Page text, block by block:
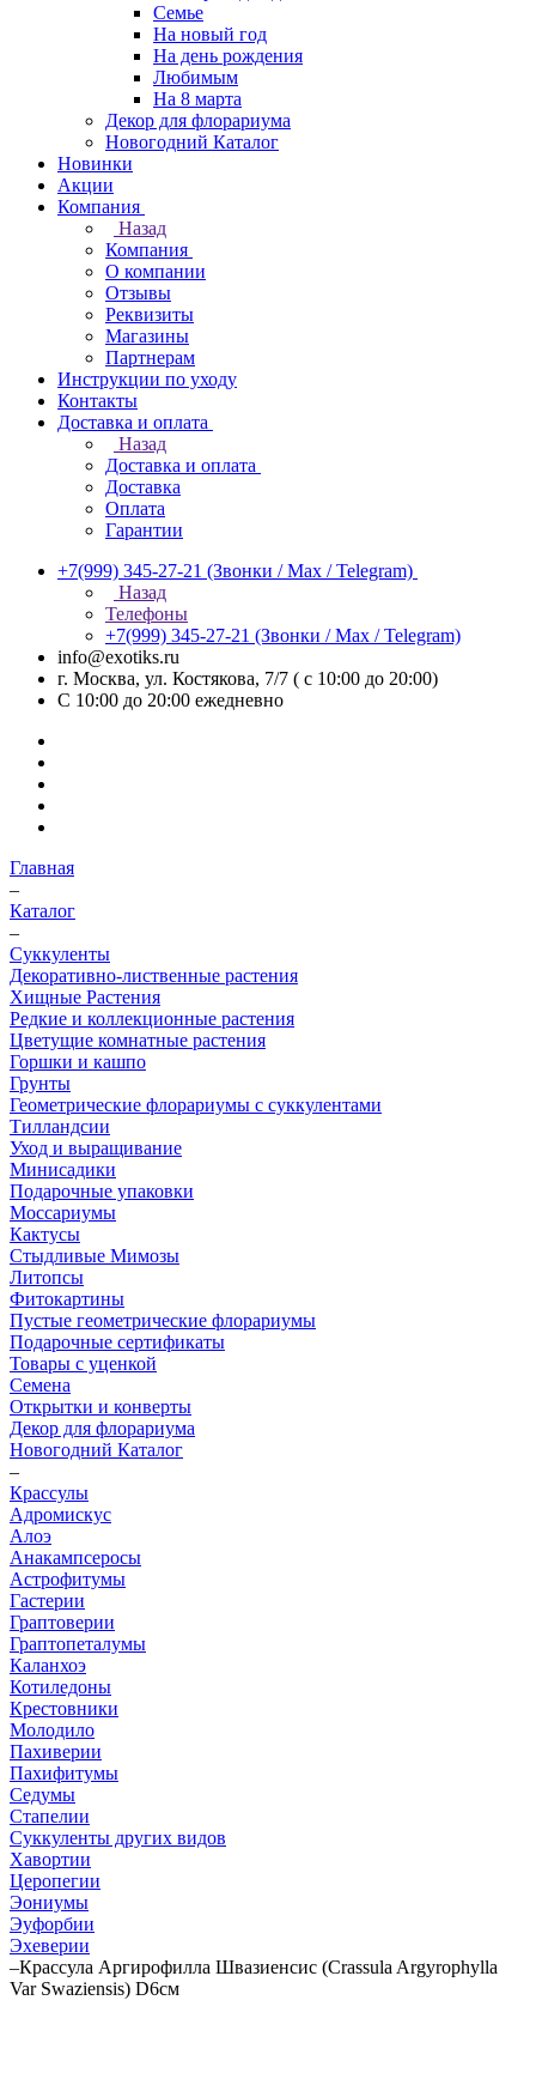
Семье
На новый год
На день рождения
Любимым
На 8 марта
Декор для флорариума
Новогодний Каталог
Новинки
Акции
Компания
Назад
Компания
О компании
Отзывы
Реквизиты
Магазины
Партнерам
Инструкции по уходу
Контакты
Доставка и оплата
Назад
Доставка и оплата
Доставка
Оплата
Гарантии
+7(999) 345-27-21 (Звонки / Max / Telegram)
Назад
Телефоны
+7(999) 345-27-21 (Звонки / Max / Telegram)
info@exotiks.ru
г. Москва, ул. Костякова, 7/7 ( с 10:00 до 20:00)
С 10:00 до 20:00 ежедневно
Главная
–
Каталог
–
Суккуленты
Декоративно-лиственные растения
Хищные Растения
Редкие и коллекционные растения
Цветущие комнатные растения
Горшки и кашпо
Грунты
Геометрические флорариумы с суккулентами
Тилландсии
Уход и выращивание
Минисадики
Подарочные упаковки
Моссариумы
Кактусы
Стыдливые Мимозы
Литопсы
Фитокартины
Пустые геометрические флорариумы
Подарочные сертификаты
Товары с уценкой
Семена
Открытки и конверты
Декор для флорариума
Новогодний Каталог
–
Крассулы
Адромискус
Алоэ
Анакампсеросы
Астрофитумы
Гастерии
Граптоверии
Граптопеталумы
Каланхоэ
Котиледоны
Крестовники
Молодило
Пахиверии
Пахифитумы
Седумы
Стапелии
Суккуленты других видов
Хавортии
Церопегии
Эониумы
Эуфорбии
Эхеверии
–Крассула Аргирофилла Швазиенсис (Crassula Argyrophylla
Var Swaziensis) D6см